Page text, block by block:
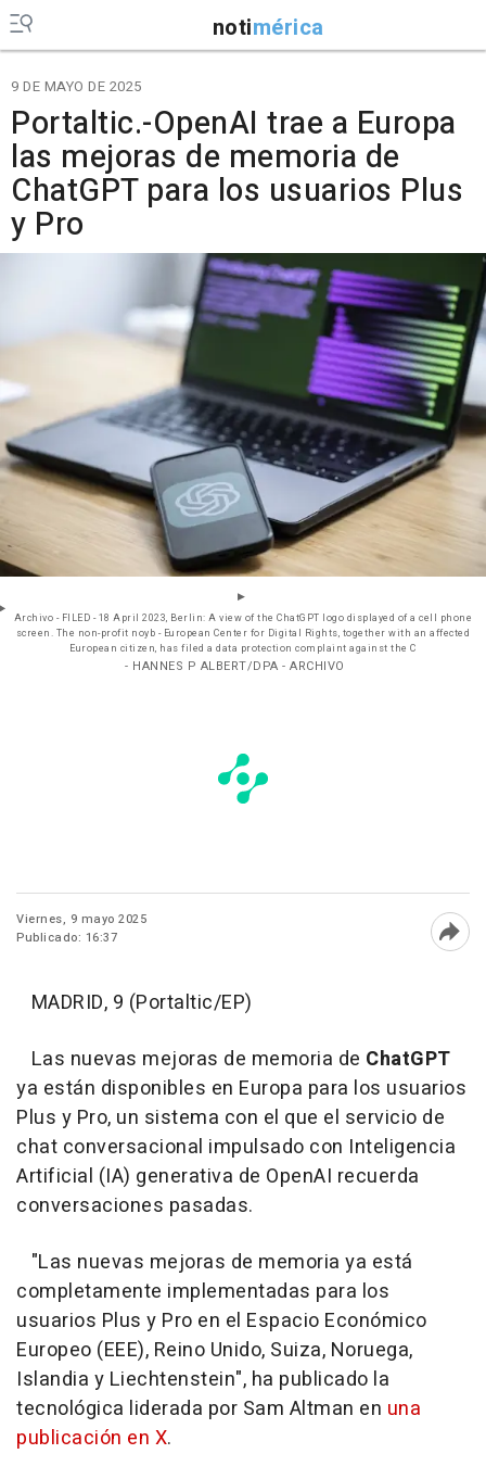
notimérica
9 DE MAYO DE 2025
Portaltic.-OpenAI trae a Europa
las mejoras de memoria de
ChatGPT para los usuarios Plus
y Pro
Archivo - FILED - 18 April 2023, Berlin: A view of the ChatGPT logo displayed of a cell phone
screen. The non-profit noyb - European Center for Digital Rights, together with an affected
European citizen, has filed a data protection complaint against the C
- HANNES P ALBERT/DPA - ARCHIVO
Viernes, 9 mayo 2025
Publicado: 16:37
MADRID, 9 (Portaltic/EP)
Las nuevas mejoras de memoria de ChatGPT
ya están disponibles en Europa para los usuarios
Plus y Pro, un sistema con el que el servicio de
chat conversacional impulsado con Inteligencia
Artificial (IA) generativa de OpenAI recuerda
conversaciones pasadas.
"Las nuevas mejoras de memoria ya está
completamente implementadas para los
usuarios Plus y Pro en el Espacio Económico
Europeo (EEE), Reino Unido, Suiza, Noruega,
Islandia y Liechtenstein", ha publicado la
tecnológica liderada por Sam Altman en una
publicación en X.